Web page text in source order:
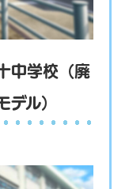
中学校（廃
ル）